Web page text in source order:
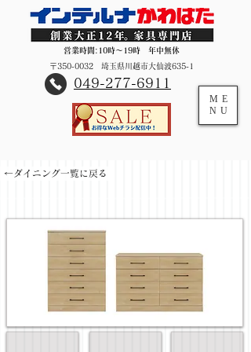
営業時間:10時～19時 年中無休
〒350-0032 埼玉県川越市大仙波635-1
​049-277-6911
ME
NU
←ダイニング一覧に戻る